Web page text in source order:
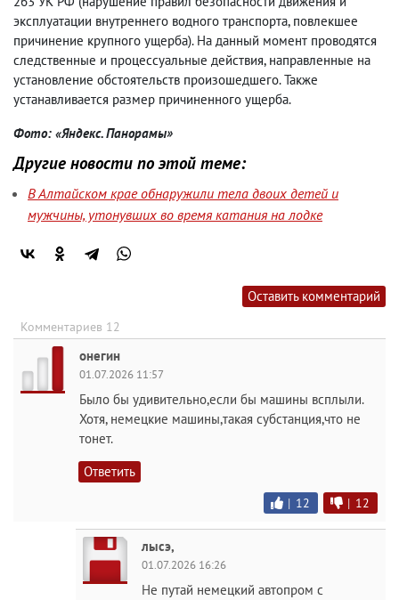
эксплуатации внутреннего водного транспорта, повлекшее
причинение крупного ущерба). На данный момент проводятся
следственные и процессуальные действия, направленные на
установление обстоятельств произошедшего. Также
устанавливается размер причиненного ущерба.
Фото: «Яндекс. Панорамы»
Другие новости по этой теме:
В Алтайском крае обнаружили тела двоих детей и
мужчины, утонувших во время катания на лодке
Оставить комментарий
Комментариев 12
онегин
01.07.2026 11:57
Было бы удивительно,если бы машины всплыли.
Хотя, немецкие машины,такая субстанция,что не
тонет.
Ответить
| 12 | 12
лысэ,
01.07.2026 16:26
Не путай немецкий автопром с